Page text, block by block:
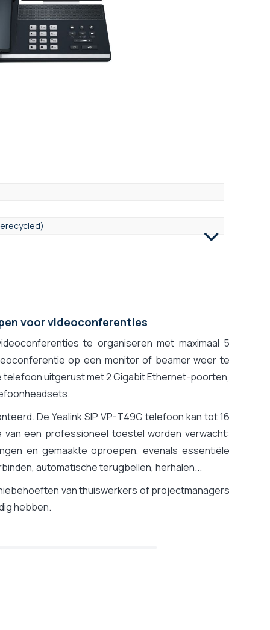
voor videoconferenties
te organiseren met maximaal 5
op een monitor of beamer weer te
telefoon uitgerust met 2 Gigabit Ethernet-poorten,
De Yealink SIP VP-T49G telefoon kan tot 16
een professioneel toestel worden verwacht:
en gemaakte oproepen, evenals essentiële
automatische terugbellen, herhalen...
van thuiswerkers of projectmanagers
hebben.